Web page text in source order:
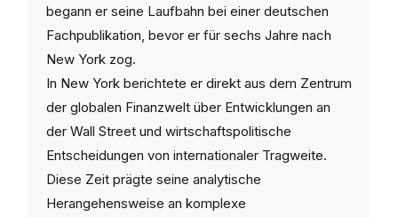
begann er seine Laufbahn bei einer deutschen
Fachpublikation, bevor er für sechs Jahre nach
New York zog.
In New York berichtete er direkt aus dem Zentrum
der globalen Finanzwelt über Entwicklungen an
der Wall Street und wirtschaftspolitische
Entscheidungen von internationaler Tragweite.
Diese Zeit prägte seine analytische
Herangehensweise an komplexe